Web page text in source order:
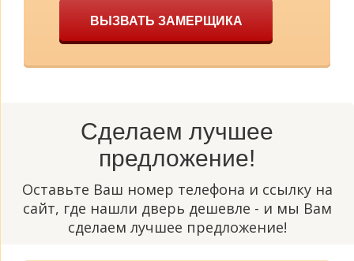
ВЫЗВАТЬ ЗАМЕРЩИКА
Сделаем лучшее
предложение!
Оставьте Ваш номер телефона и ссылку на
сайт, где нашли дверь дешевле - и мы Вам
сделаем лучшее предложение!